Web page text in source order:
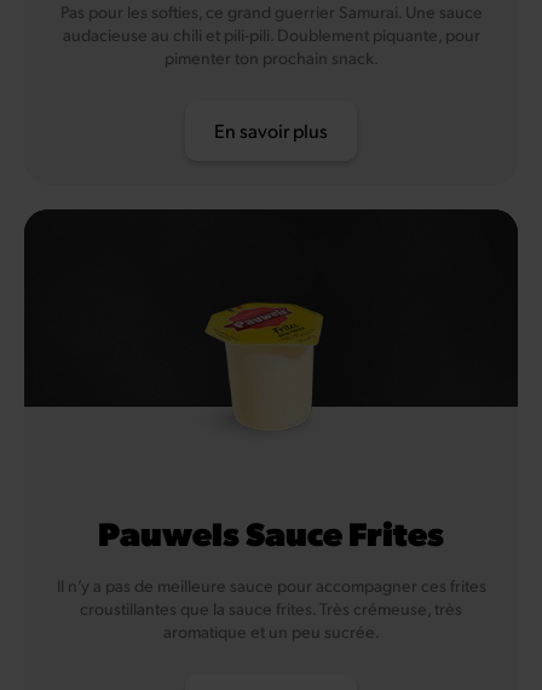
Pas pour les softies, ce grand guerrier Samurai. Une sauce
audacieuse au chili et pili-pili. Doublement piquante, pour
pimenter ton prochain snack.
En savoir plus
Pauwels Sauce Frites
Il n’y a pas de meilleure sauce pour accompagner ces frites
croustillantes que la sauce frites. Très crémeuse, très
aromatique et un peu sucrée.